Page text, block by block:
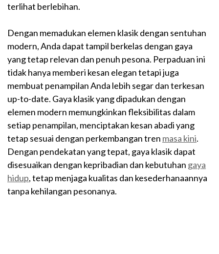
terlihat berlebihan.
Dengan memadukan elemen klasik dengan sentuhan
modern, Anda dapat tampil berkelas dengan gaya
yang tetap relevan dan penuh pesona. Perpaduan ini
tidak hanya memberi kesan elegan tetapi juga
membuat penampilan Anda lebih segar dan terkesan
up-to-date. Gaya klasik yang dipadukan dengan
elemen modern memungkinkan fleksibilitas dalam
setiap penampilan, menciptakan kesan abadi yang
tetap sesuai dengan perkembangan tren masa kini.
Dengan pendekatan yang tepat, gaya klasik dapat
disesuaikan dengan kepribadian dan kebutuhan gaya
hidup, tetap menjaga kualitas dan kesederhanaannya
tanpa kehilangan pesonanya.